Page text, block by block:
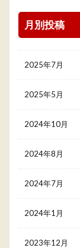
月別投稿
2025年7月
2025年5月
2024年10月
2024年8月
2024年7月
2024年1月
2023年12月